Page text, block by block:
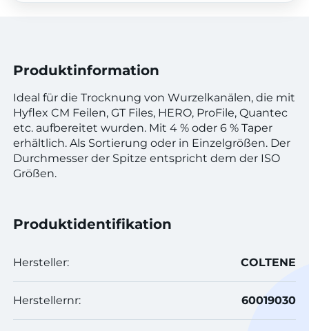
Produktinformation
Ideal für die Trocknung von Wurzelkanälen, die mit
Hyflex CM Feilen, GT Files, HERO, ProFile, Quantec
etc. aufbereitet wurden. Mit 4 % oder 6 % Taper
erhältlich. Als Sortierung oder in Einzelgrößen. Der
Durchmesser der Spitze entspricht dem der ISO
Größen.
Produktidentifikation
Hersteller: COLTENE
Herstellernr: 60019030